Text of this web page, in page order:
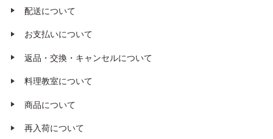
配送について
お支払いについて
返品・交換・キャンセルについて
料理教室について
商品について
再入荷について